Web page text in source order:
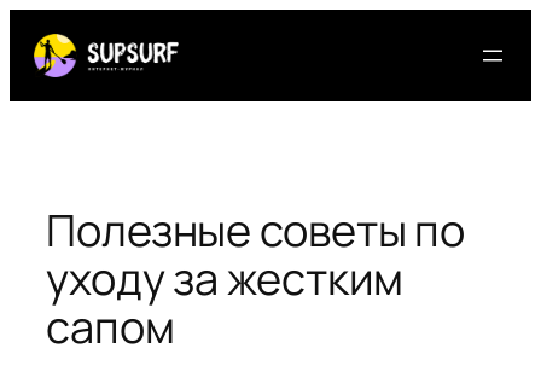
содержимому
Полезные советы по
уходу за жестким
сапом